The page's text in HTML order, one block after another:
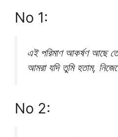
No 1:
এই পরিমাণ আকর্ষণ আছে
আমরা যদি তুমি হতাম,
No 2: